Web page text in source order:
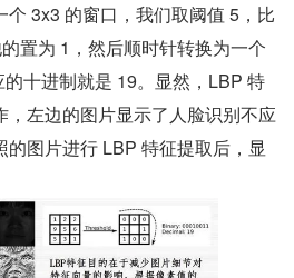
3x3 的窗口，我们取阈值 5，比
置为 1，然后顺时针转换为一个
十进制就是 19。显然，LBP 特
，左边的图片显示了人脸识别不应
图片进行 LBP 特征提取后，显